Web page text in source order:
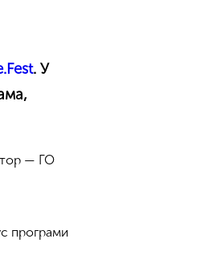
. У
— ГО
програми